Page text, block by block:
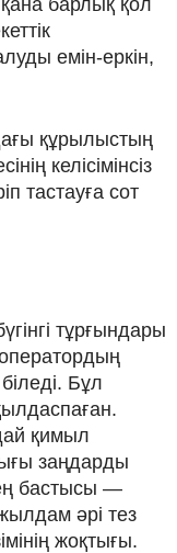
емін-еркін,
құрылыстың
келісімінсіз
тастауға сот
тұрғындары
Бұл
қимыл
заңдарды
бастысы —
әрі тез
жоқтығы.